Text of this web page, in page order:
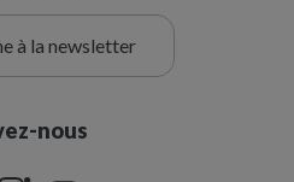
à la newsletter
nous